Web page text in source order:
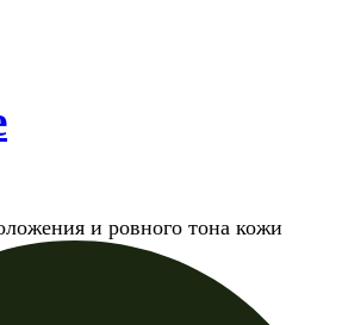
и ровного тона кожи